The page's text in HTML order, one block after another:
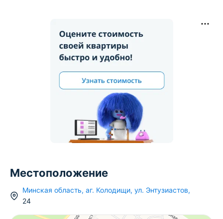
Местоположение
Минская область, аг. Колодищи, ул. Энтузиастов,
24